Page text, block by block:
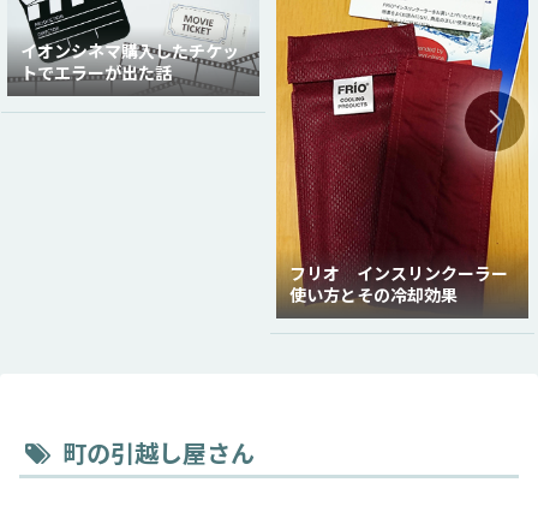
イオンシネマ購入したチケッ
トでエラーが出た話
フリオ インスリンクーラー
使い方とその冷却効果
町の引越し屋さん